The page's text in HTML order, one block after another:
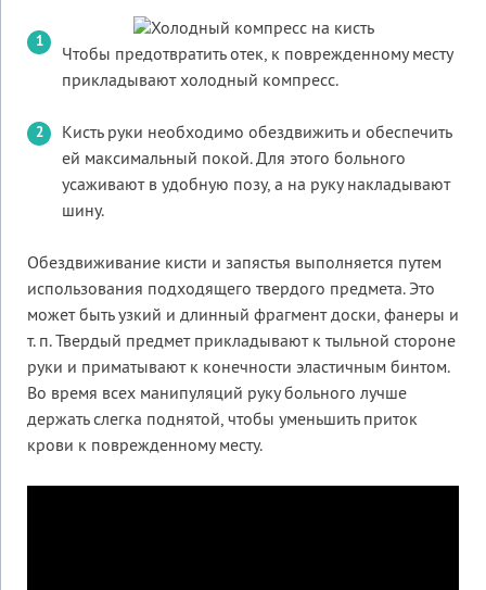
Чтобы предотвратить отек, к поврежденному месту
прикладывают холодный компресс.
Кисть руки необходимо обездвижить и обеспечить
ей максимальный покой. Для этого больного
усаживают в удобную позу, а на руку накладывают
шину.
Обездвиживание кисти и запястья выполняется путем
использования подходящего твердого предмета. Это
может быть узкий и длинный фрагмент доски, фанеры и
т. п. Твердый предмет прикладывают к тыльной стороне
руки и приматывают к конечности эластичным бинтом.
Во время всех манипуляций руку больного лучше
держать слегка поднятой, чтобы уменьшить приток
крови к поврежденному месту.